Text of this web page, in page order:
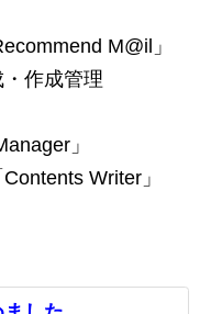
M@il」
作成管理
」
Writer」